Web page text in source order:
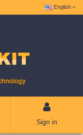
English
Sign in